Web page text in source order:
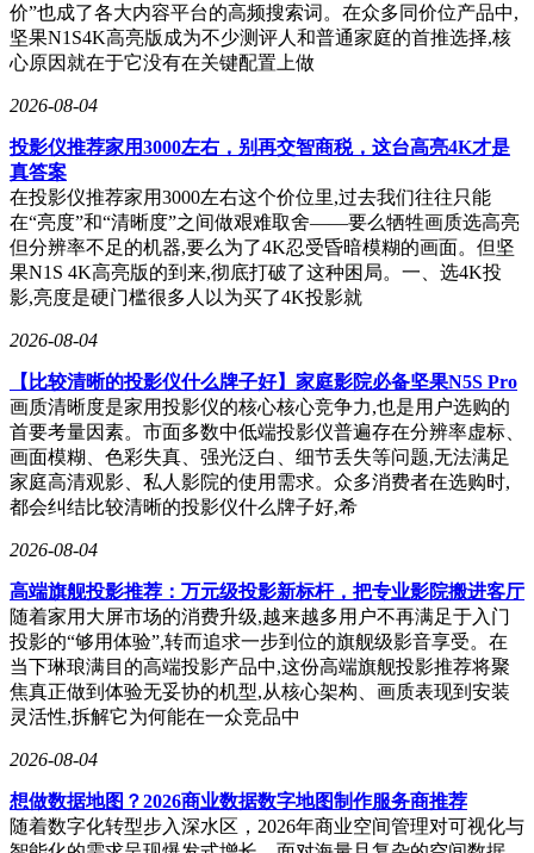
价”也成了各大内容平台的高频搜索词。在众多同价位产品中,
坚果N1S4K高亮版成为不少测评人和普通家庭的首推选择,核
心原因就在于它没有在关键配置上做
2026-08-04
投影仪推荐家用3000左右，别再交智商税，这台高亮4K才是
真答案
在投影仪推荐家用3000左右这个价位里,过去我们往往只能
在“亮度”和“清晰度”之间做艰难取舍——要么牺牲画质选高亮
但分辨率不足的机器,要么为了4K忍受昏暗模糊的画面。但坚
果N1S 4K高亮版的到来,彻底打破了这种困局。一、选4K投
影,亮度是硬门槛很多人以为买了4K投影就
2026-08-04
【比较清晰的投影仪什么牌子好】家庭影院必备坚果N5S Pro
画质清晰度是家用投影仪的核心核心竞争力,也是用户选购的
首要考量因素。市面多数中低端投影仪普遍存在分辨率虚标、
画面模糊、色彩失真、强光泛白、细节丢失等问题,无法满足
家庭高清观影、私人影院的使用需求。众多消费者在选购时,
都会纠结比较清晰的投影仪什么牌子好,希
2026-08-04
高端旗舰投影推荐：万元级投影新标杆，把专业影院搬进客厅
随着家用大屏市场的消费升级,越来越多用户不再满足于入门
投影的“够用体验”,转而追求一步到位的旗舰级影音享受。在
当下琳琅满目的高端投影产品中,这份‌高端旗舰投影推荐‌将聚
焦真正做到体验无妥协的机型,从核心架构、画质表现到安装
灵活性,拆解它为何能在一众竞品中
2026-08-04
想做数据地图？2026商业数据数字地图制作服务商推荐
随着数字化转型步入深水区，2026年商业空间管理对可视化与